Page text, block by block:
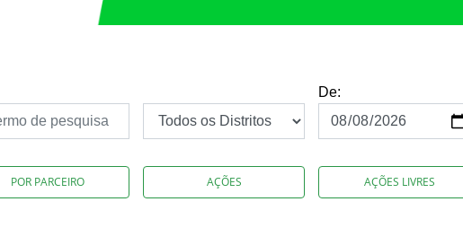
De:
POR PARCEIRO AÇÕES AÇÕES LIVRES